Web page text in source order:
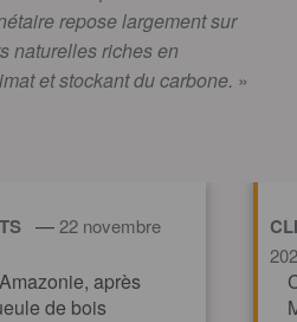
repose largement sur
naturelles riches en
et stockant du carbone. »
—22 novembre
après
de bois